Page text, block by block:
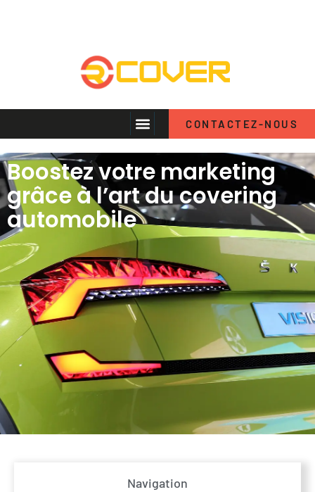
CONTACTEZ-NOUS
Boostez votre marketing
grâce à l’art du covering
automobile
Navigation